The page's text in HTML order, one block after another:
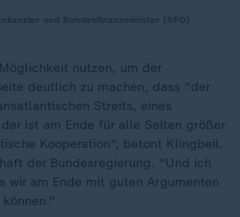
nutzen, um der
deutlich zu machen, dass "der
Streits, eines
ist am Ende für alle Seiten größer
Kooperation", betont Klingbeil.
der Bundesregierung. "Und ich
wir am Ende mit guten Argumenten